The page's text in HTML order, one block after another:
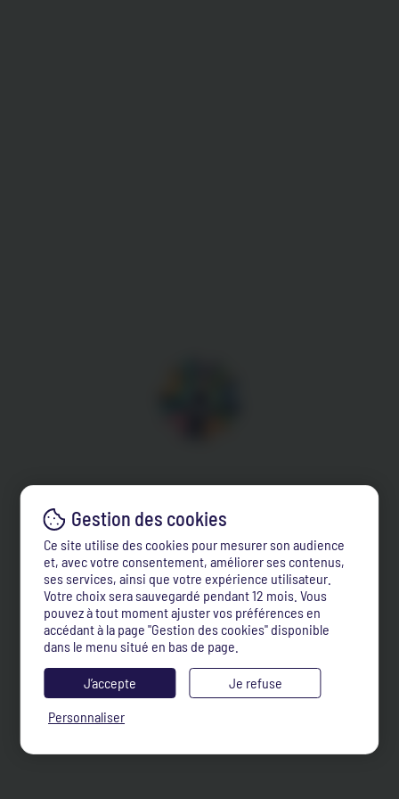
Ce site utilise des cookies pour mesurer son audience
et, avec votre consentement, améliorer ses contenus,
ses services, ainsi que votre expérience utilisateur.
Votre choix sera sauvegardé pendant 12 mois. Vous
pouvez à tout moment ajuster vos préférences en
accédant à la page "Gestion des cookies" disponible
dans le menu situé en bas de page.
J’accepte
Je refuse
Personnaliser